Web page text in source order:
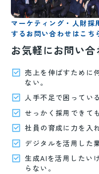
マーケティング・人財採
するお問い合わせはこち
お気軽にお問い合
売上を伸ばすために
ない。
人手不足で困ってい
せっかく採用できて
社員の育成に力を入
デジタルを活用した
生成AIを活用したい
らない。